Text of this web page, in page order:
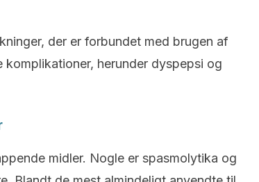
der er forbundet med brugen af
komplikationer, herunder dyspepsi og
midler. Nogle er spasmolytika og